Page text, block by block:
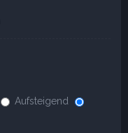
Aufsteigend